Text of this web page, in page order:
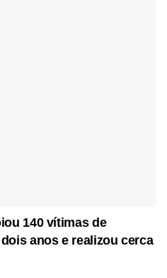
140 vítimas de
anos e realizou cerca